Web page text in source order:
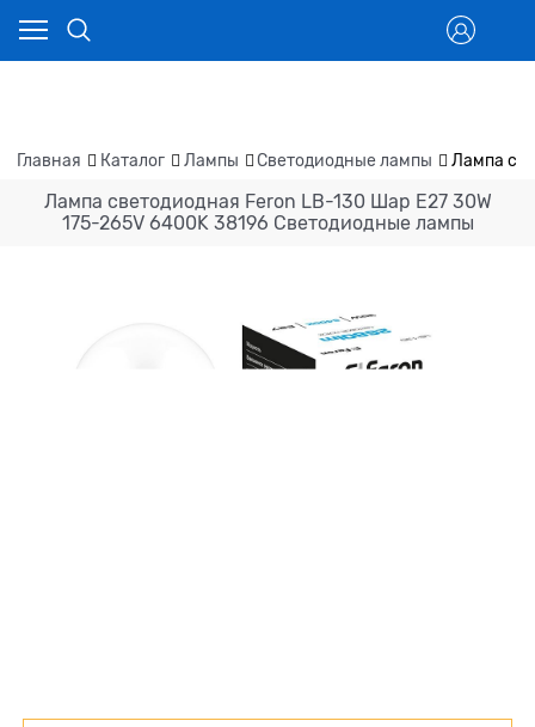
Главная Каталог Лампы Светодиодные лампы Лампа
Лампа светодиодная Feron LB-130 Шар E27 30W
175-265V 6400K 38196 Светодиодные лампы